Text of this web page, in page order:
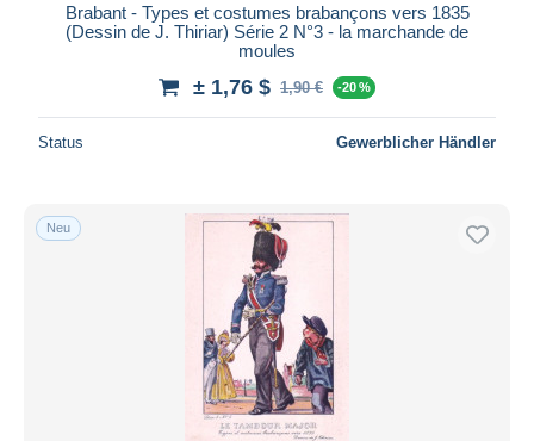
Brabant - Types et costumes brabançons vers 1835
(Dessin de J. Thiriar) Série 2 N°3 - la marchande de
moules
± 1,76 $ 1,90 € -20 %
Status Gewerblicher Händler
Neu